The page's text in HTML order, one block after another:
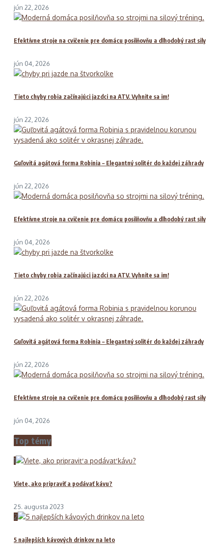
jún 22, 2026
Efektívne stroje na cvičenie pre domácu posilňovňu a dlhodobý rast sily
jún 04, 2026
Tieto chyby robia začínajúci jazdci na ATV. Vyhnite sa im!
jún 22, 2026
Guľovitá agátová forma Robinia – Elegantný solitér do každej záhrady
jún 22, 2026
Efektívne stroje na cvičenie pre domácu posilňovňu a dlhodobý rast sily
jún 04, 2026
Tieto chyby robia začínajúci jazdci na ATV. Vyhnite sa im!
jún 22, 2026
Guľovitá agátová forma Robinia – Elegantný solitér do každej záhrady
jún 22, 2026
Efektívne stroje na cvičenie pre domácu posilňovňu a dlhodobý rast sily
jún 04, 2026
Top témy
1
Viete, ako pripraviť a podávať kávu?
25. augusta 2023
2
5 najlepších kávových drinkov na leto